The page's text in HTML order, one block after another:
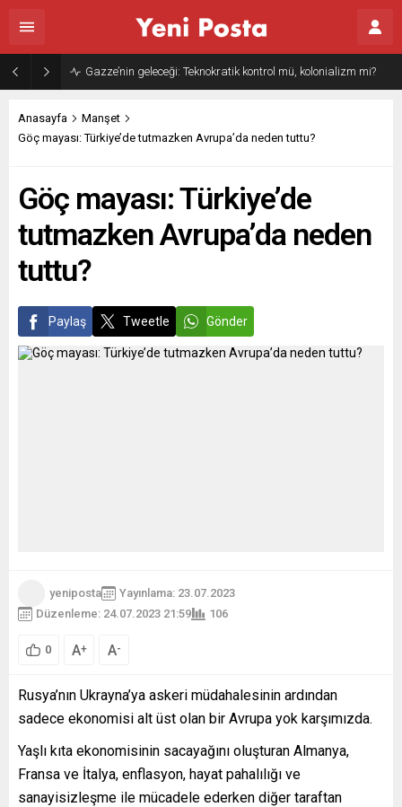
Gazze’nin geleceği: Teknokratik kontrol mü, kolonializm mi?
Anasayfa
Manşet
Göç mayası: Türkiye’de tutmazken Avrupa’da neden tuttu?
Göç mayası: Türkiye’de
tutmazken Avrupa’da neden
tuttu?
Paylaş Tweetle Gönder
yeniposta
Yayınlama: 23.07.2023
Düzenleme: 24.07.2023 21:59
106
0 A+ A-
Rusya’nın Ukrayna’ya askeri müdahalesinin ardından
sadece ekonomisi alt üst olan bir Avrupa yok karşımızda.
Yaşlı kıta ekonomisinin sacayağını oluşturan Almanya,
Fransa ve İtalya, enflasyon, hayat pahalılığı ve
sanayisizleşme ile mücadele ederken diğer taraftan